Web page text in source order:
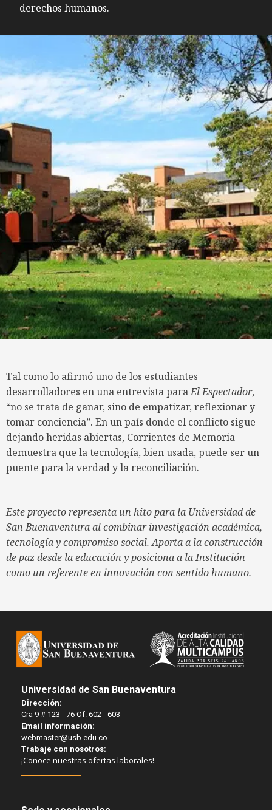
derechos humanos.
Tal como lo afirmó uno de los estudiantes
desarrolladores en una entrevista paraEl Espectador,
“no se trata de ganar, sino de empatizar, reflexionar y
tomar conciencia”. En un país donde el conflicto sigue
dejando heridas abiertas, Corrientes de Memoria
demuestra que la tecnología, bien usada, puede ser un
puente para la verdad y la reconciliación.
Este proyecto representa un hito para la Universidad de
San Buenaventura al combinar investigación académica,
tecnología y compromiso social. Aporta a la construcción
de paz desde la educación y posiciona a la Institución
como un referente en innovación con sentido humano.
Universidad de San Buenaventura
Dirección:
Cra 9 # 123 - 76 Of. 602 - 603
Email información:
webmaster@usb.edu.co
Trabaje con nosotros:
¡Conoce nuestras ofertas laborales!